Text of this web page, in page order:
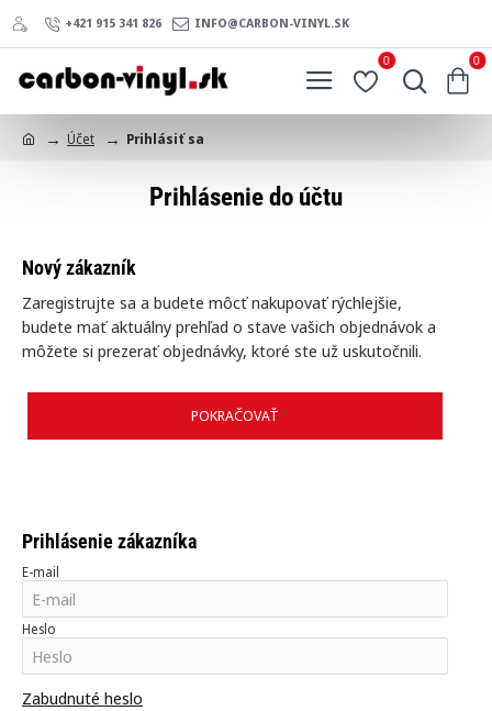
+421 915 341 826 INFO@CARBON-VINYL.SK
0 0
Účet Prihlásiť sa
Prihlásenie do účtu
Nový zákazník
Zaregistrujte sa a budete môcť nakupovať rýchlejšie,
budete mať aktuálny prehľad o stave vašich objednávok a
môžete si prezerať objednávky, ktoré ste už uskutočnili.
POKRAČOVAŤ
Prihlásenie zákazníka
E-mail
Heslo
Zabudnuté heslo